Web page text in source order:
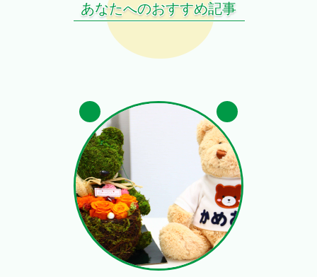
あなたへのおすすめ記事